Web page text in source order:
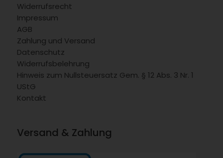
Widerrufsrecht
Impressum
AGB
Zahlung und Versand
Datenschutz
Widerrufsbelehrung
Hinweis zum Nullsteuersatz Gem. § 12 Abs. 3 Nr. 1
UStG
Kontakt
Versand & Zahlung